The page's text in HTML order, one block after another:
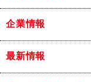
企業情報
最新情報